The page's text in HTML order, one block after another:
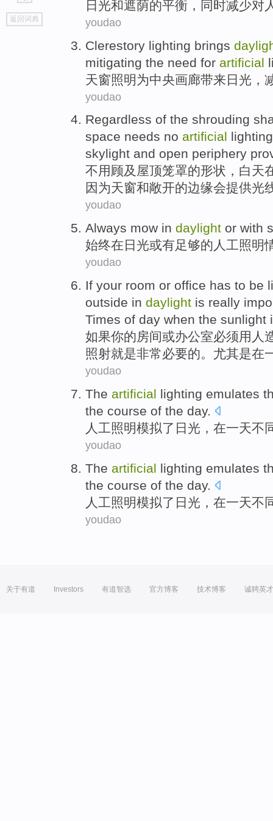
go
top
返回词典
日光和遮荫的平衡 ， 同时减少对
youdao
Clerestory lighting brings
mitigating the need for artificial
天窗照明为中央画廊带来日光 ，
youdao
Regardless of the shrouding
space needs no artificial lighting
skylight and open periphery
不用顾及 屋顶笼罩的形状 ， 白天
因为天窗和敞开的边缘会提供光
youdao
Always mow in daylight or with
始终在 日光或有足够的 人工照明
youdao
If your room or office has to be
outside in daylight is really
Times of day when the sunlight
如果你的房间或办公室必须用 人
照射就是非常必要的。 尤其是在
youdao
The artificial lighting emulates
the course of the day.
人工照明模拟了 日光 ， 在一天不
youdao
The artificial lighting emulates
the course of the day.
人工照明模拟了 日光 ， 在一天不
youdao
关于有道 Investors 有道智选 官方博客 技术博客 诚聘英才